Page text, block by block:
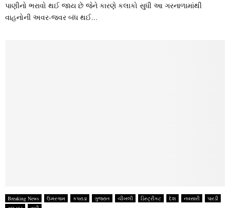
પાણીનો ભરાવો થઈ જાય છે જેને કારણે કલાકો સુધી આ ગરનાળામાંથી
વાહનોની અવર-જવર બંધ થઈ...
Breaking News ઉમરગામ કપરાડા ગુજરાત ચીખલી ડિસ્ટ્રીકટ દેશ નવસારી
પારડી